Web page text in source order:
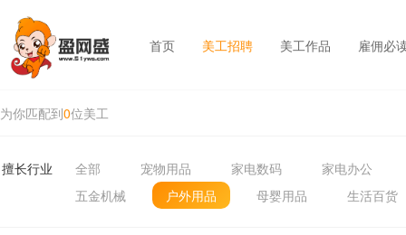
首页 美工招聘 美工作品 雇佣必
为你匹配到0位美工
擅长行业 全部 宠物用品 家电数码
家电办公
五金机械
户外用品 母婴用品 生活百货